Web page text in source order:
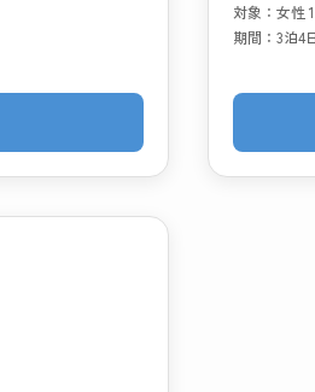
対象： 女性
期間： 3泊4